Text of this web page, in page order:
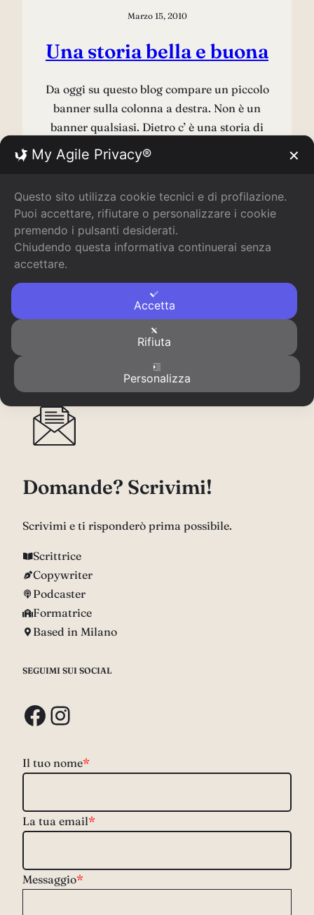
Marzo 15, 2010
Una storia bella e buona
Da oggi su questo blog compare un piccolo
banner sulla colonna a destra. Non è un
banner qualsiasi. Dietro c’ è una storia di
speranza, di democrazia e di libertà.
Lasciate che ve la racconti. Sorelle Nurzia è
dolci e torroni di qualità, messa in ginocchio
dal terremoto del…
Domande? Scrivimi!
Scrivimi e ti risponderò prima possibile.
Scrittrice
Copywriter
Podcaster
Formatrice
Based in Milano
SEGUIMI SUI SOCIAL
Facebook
Instagram
Il tuo nome*
La tua email*
Messaggio*
My Agile Privacy® ✕
Questo sito utilizza cookie tecnici e di profilazione.
Puoi accettare, rifiutare o personalizzare i cookie
premendo i pulsanti desiderati.
Chiudendo questa informativa continuerai senza
accettare.
Accetta
Rifiuta
Personalizza